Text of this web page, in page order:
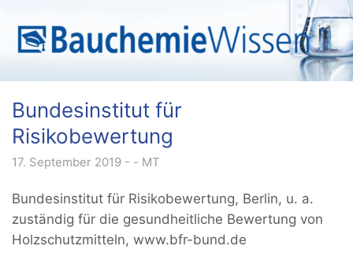
Bundesinstitut für
Risikobewertung
17. September 2019 MT
Bundesinstitut für Risikobewertung, Berlin, u. a.
zuständig für die gesundheitliche Bewertung von
Holzschutzmitteln, www.bfr-bund.de